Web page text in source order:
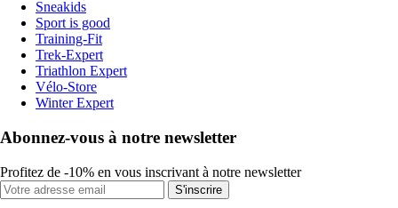
Sneakids
Sport is good
Training-Fit
Trek-Expert
Triathlon Expert
Vélo-Store
Winter Expert
Abonnez-vous à notre newsletter
Profitez de -10% en vous inscrivant à notre newsletter
S'inscrire